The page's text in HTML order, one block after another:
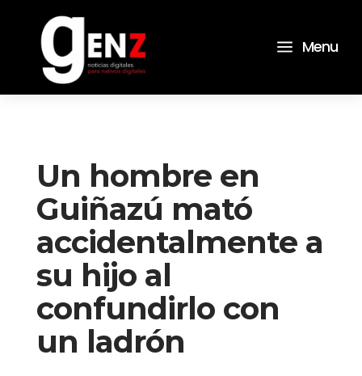
a Menu
Un hombre en
Guiñazú mató
accidentalmente a
su hijo al
confundirlo con
un ladrón